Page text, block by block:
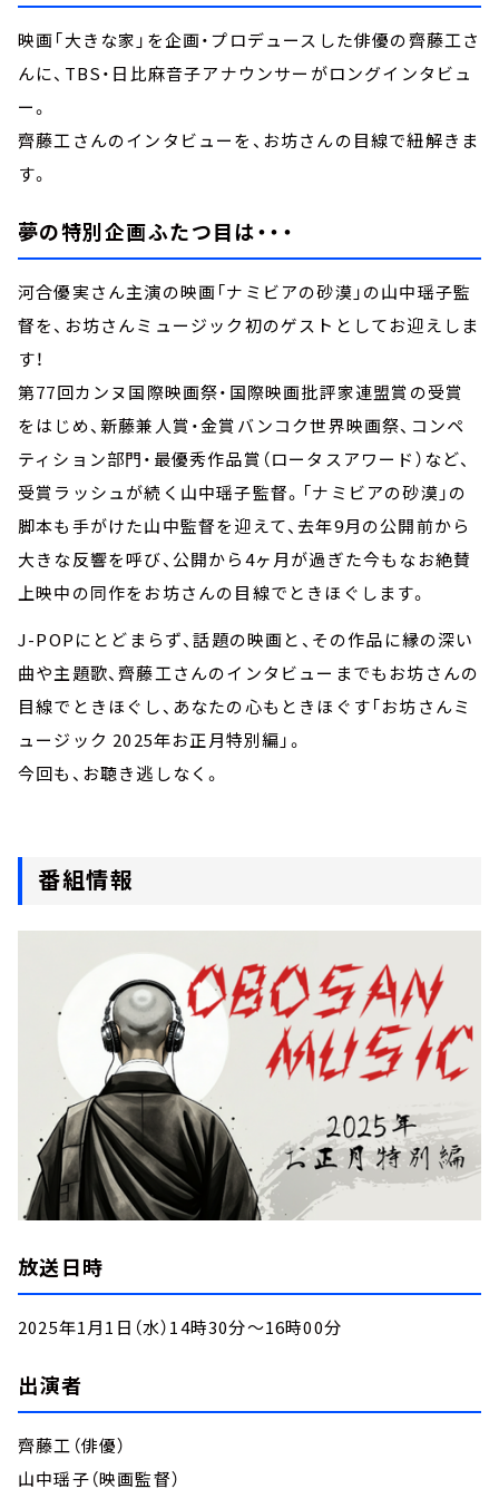
映画「大きな家」を企画・プロデュースした俳優の齊藤工さ
んに、TBS・日比麻音子アナウンサーがロングインタビュ
ー。
齊藤工さんのインタビューを、お坊さんの目線で紐解きま
す。
夢の特別企画ふたつ目は・・・
河合優実さん主演の映画「ナミビアの砂漠」の山中瑶子監
督を、お坊さんミュージック初のゲストとしてお迎えしま
す！
第77回カンヌ国際映画祭・国際映画批評家連盟賞の受賞
をはじめ、新藤兼人賞・金賞バンコク世界映画祭、コンペ
ティション部門・最優秀作品賞（ロータスアワード）など、
受賞ラッシュが続く山中瑶子監督。「ナミビアの砂漠」の
脚本も手がけた山中監督を迎えて、去年9月の公開前から
大きな反響を呼び、公開から4ヶ月が過ぎた今もなお絶賛
上映中の同作をお坊さんの目線でときほぐします。
J-POPにとどまらず、話題の映画と、その作品に縁の深い
曲や主題歌、齊藤工さんのインタビューまでもお坊さんの
目線でときほぐし、あなたの心もときほぐす「お坊さんミ
ュージック 2025年お正月特別編」。
今回も、お聴き逃しなく。
番組情報
放送日時
2025年1月1日（水）14時30分～16時00分
出演者
齊藤工（俳優）
山中瑶子（映画監督）